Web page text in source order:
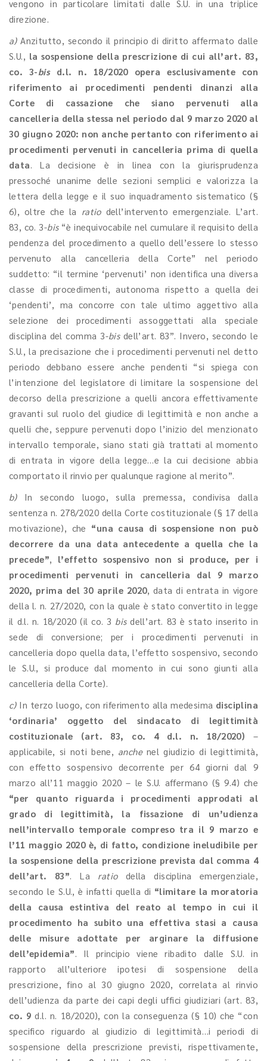
vengono in particolare limitati dalle S.U. in una triplice
direzione.
a)Anzitutto, secondo il principio di diritto affermato dalle
S.U., la sospensione della prescrizione di cui all’art. 83,
co. 3-bisd.l. n. 18/2020 opera esclusivamente con
riferimento ai procedimenti pendenti dinanzi alla
Corte di cassazione che siano pervenuti alla
cancelleria della stessa nel periodo dal 9 marzo 2020 al
30 giugno 2020: non anche pertanto con riferimento ai
procedimenti pervenuti in cancelleria prima di quella
data. La decisione è in linea con la giurisprudenza
pressoché unanime delle sezioni semplici e valorizza la
lettera della legge e il suo inquadramento sistematico (§
6), oltre che la ratiodell’intervento emergenziale. L’art.
83, co. 3-bis“è inequivocabile nel cumulare il requisito della
pendenza del procedimento a quello dell’essere lo stesso
pervenuto alla cancelleria della Corte” nel periodo
suddetto: “il termine ‘pervenuti’ non identifica una diversa
classe di procedimenti, autonoma rispetto a quella dei
‘pendenti’, ma concorre con tale ultimo aggettivo alla
selezione dei procedimenti assoggettati alla speciale
disciplina del comma 3-bisdell’art. 83”. Invero, secondo le
S.U., la precisazione che i procedimenti pervenuti nel detto
periodo debbano essere anche pendenti “si spiega con
l’intenzione del legislatore di limitare la sospensione del
decorso della prescrizione a quelli ancora effettivamente
gravanti sul ruolo del giudice di legittimità e non anche a
quelli che, seppure pervenuti dopo l’inizio del menzionato
intervallo temporale, siano stati già trattati al momento
di entrata in vigore della legge…e la cui decisione abbia
comportato il rinvio per qualunque ragione al merito”.
b)In secondo luogo, sulla premessa, condivisa dalla
sentenza n. 278/2020 della Corte costituzionale (§ 17 della
motivazione), che “una causa di sospensione non può
decorrere da una data antecedente a quella che la
precede”, l’effetto sospensivo non si produce, per i
procedimenti pervenuti in cancelleria dal 9 marzo
2020, prima del 30 aprile 2020, data di entrata in vigore
della l. n. 27/2020, con la quale è stato convertito in legge
il d.l. n. 18/2020 (il co. 3 bisdell’art. 83 è stato inserito in
sede di conversione; per i procedimenti pervenuti in
cancelleria dopo quella data, l’effetto sospensivo, secondo
le S.U., si produce dal momento in cui sono giunti alla
cancelleria della Corte).
c) In terzo luogo, con riferimento alla medesima disciplina
‘ordinaria’ oggetto del sindacato di legittimità
costituzionale (art. 83, co. 4 d.l. n. 18/2020) –
applicabile, si noti bene, anchenel giudizio di legittimità,
con effetto sospensivo decorrente per 64 giorni dal 9
marzo all’11 maggio 2020 – le S.U. affermano (§ 9.4) che
“per quanto riguarda i procedimenti approdati al
grado di legittimità, la fissazione di un’udienza
nell’intervallo temporale compreso tra il 9 marzo e
l’11 maggio 2020 è, di fatto, condizione ineludibile per
la sospensione della prescrizione prevista dal comma 4
dell’art. 83”. La ratiodella disciplina emergenziale,
secondo le S.U., è infatti quella di “limitare la moratoria
della causa estintiva del reato al tempo in cui il
procedimento ha subito una effettiva stasi a causa
delle misure adottate per arginare la diffusione
dell’epidemia”. Il principio viene ribadito dalle S.U. in
rapporto all’ulteriore ipotesi di sospensione della
prescrizione, fino al 30 giugno 2020, correlata al rinvio
dell’udienza da parte dei capi degli uffici giudiziari (art. 83,
co. 9d.l. n. 18/2020), con la conseguenza (§ 10) che “con
specifico riguardo al giudizio di legittimità…i periodi di
sospensione della prescrizione previsti, rispettivamente,